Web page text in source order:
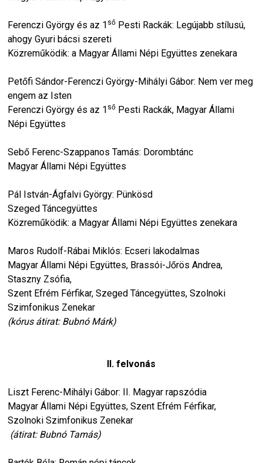
Ferenczi György és az 1 ső Pesti Rackák: Legújabb stílusú,
ahogy Gyuri bácsi szereti
Közreműködik: a Magyar Állami Népi Együttes zenekara
Petőfi Sándor-Ferenczi György-Mihályi Gábor: Nem ver meg
engem az Isten
Ferenczi György és az 1 ső Pesti Rackák, Magyar Állami
Népi Együttes
Sebő Ferenc-Szappanos Tamás: Dorombtánc
Magyar Állami Népi Együttes
Pál István-Ágfalvi György: Pünkösd
Szeged Táncegyüttes
Közreműködik: a Magyar Állami Népi Együttes zenekara
Maros Rudolf-Rábai Miklós: Ecseri lakodalmas
Magyar Állami Népi Együttes, Brassói-Jőrös Andrea,
Staszny Zsófia,
Szent Efrém Férfikar, Szeged Táncegyüttes, Szolnoki
Szimfonikus Zenekar
(kórus átirat: Bubnó Márk)
II. felvonás
Liszt Ferenc-Mihályi Gábor: II. Magyar rapszódia
Magyar Állami Népi Együttes, Szent Efrém Férfikar,
Szolnoki Szimfonikus Zenekar
(átirat: Bubnó Tamás)